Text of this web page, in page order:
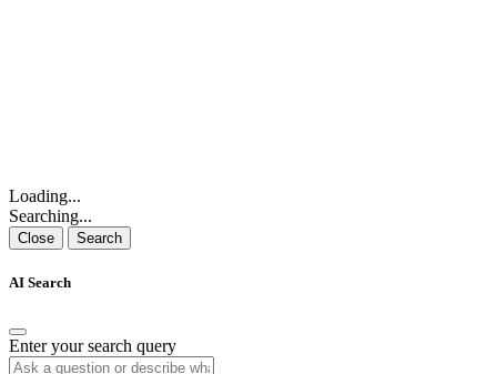
Loading...
Searching...
Close Search
AI Search
Enter your search query